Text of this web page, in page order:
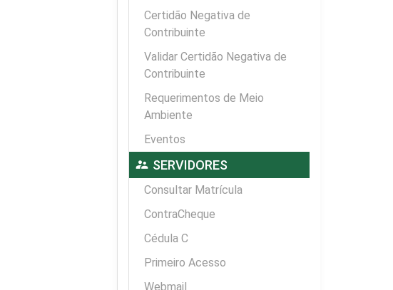
Certidão Negativa de
Contribuinte
Validar Certidão Negativa de
Contribuinte
Requerimentos de Meio
Ambiente
Eventos
supervisor_account SERVIDORES
Consultar Matrícula
ContraCheque
Cédula C
Primeiro Acesso
Webmail